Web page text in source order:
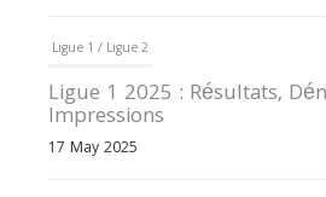
Ligue 1 / Ligue 2
Ligue 1 2025 : Résultats,
Impressions
17 May 2025